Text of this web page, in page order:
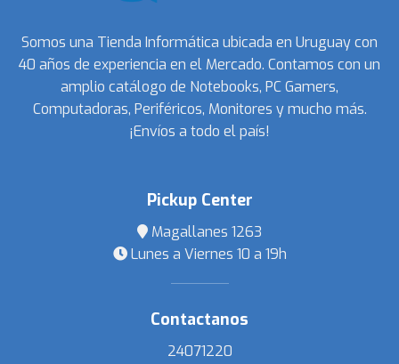
Somos una Tienda Informática ubicada en Uruguay con
40 años de experiencia en el Mercado. Contamos con un
amplio catálogo de Notebooks, PC Gamers,
Computadoras, Periféricos, Monitores y mucho más.
¡Envíos a todo el país!
Pickup Center
Magallanes 1263
Lunes a Viernes 10 a 19h
Contactanos
24071220